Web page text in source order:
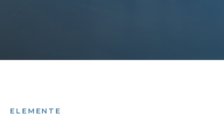
ELEMENTE